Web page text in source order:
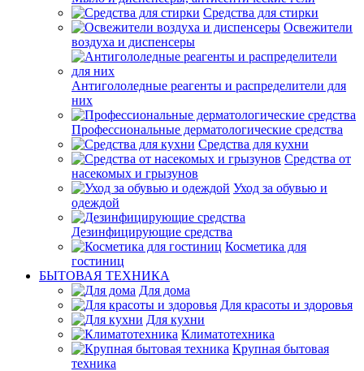
Средства для стирки
Освежители
воздуха и диспенсеры
Антигололедные реагенты и распределители для
них
Профессиональные дерматологические средства
Средства для кухни
Средства от
насекомых и грызунов
Уход за обувью и
одеждой
Дезинфицирующие средства
Косметика для
гостиниц
БЫТОВАЯ ТЕХНИКА
Для дома
Для красоты и здоровья
Для кухни
Климатотехника
Крупная бытовая
техника